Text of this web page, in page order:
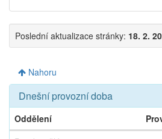
Poslední aktualizace stránky: 18. 2.
Nahoru
Dnešní provozní doba
Dnešní
Oddělení